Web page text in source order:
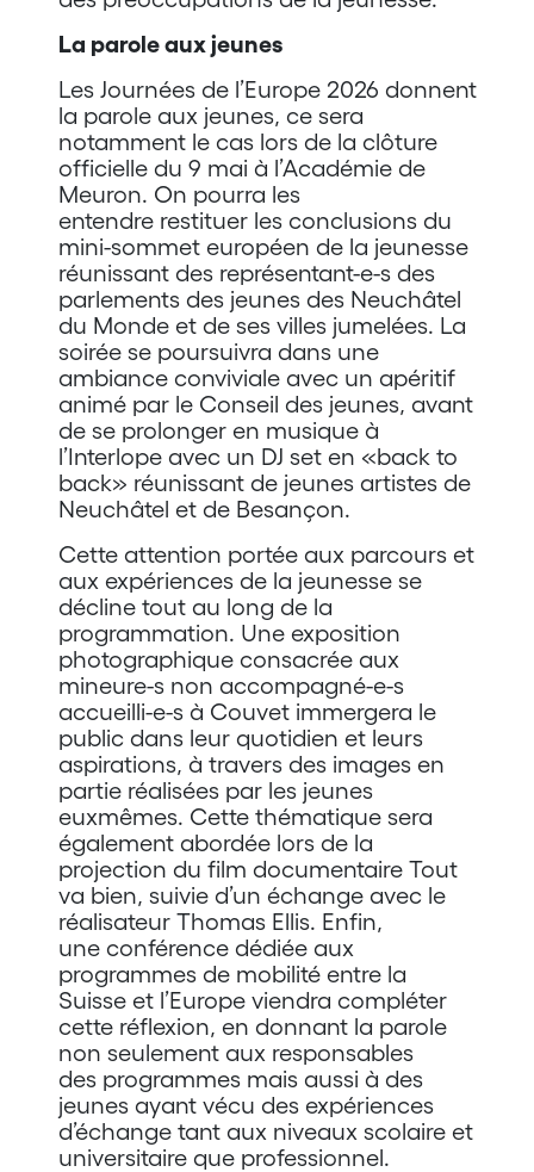
La parole aux jeunes
Les Journées de l’Europe 2026 donnent
la parole aux jeunes, ce sera
notamment le cas lors de la clôture
officielle du 9 mai à l’Académie de
Meuron. On pourra les
entendre restituer les conclusions du
mini-sommet européen de la jeunesse
réunissant des représentant-e-s des
parlements des jeunes des Neuchâtel
du Monde et de ses villes jumelées. La
soirée se poursuivra dans une
ambiance conviviale avec un apéritif
animé par le Conseil des jeunes, avant
de se prolonger en musique à
l’Interlope avec un DJ set en «back to
back» réunissant de jeunes artistes de
Neuchâtel et de Besançon.
Cette attention portée aux parcours et
aux expériences de la jeunesse se
décline tout au long de la
programmation. Une exposition
photographique consacrée aux
mineure-s non accompagné-e-s
accueilli-e-s à Couvet immergera le
public dans leur quotidien et leurs
aspirations, à travers des images en
partie réalisées par les jeunes
euxmêmes. Cette thématique sera
également abordée lors de la
projection du film documentaire Tout
va bien, suivie d’un échange avec le
réalisateur Thomas Ellis. Enfin,
une conférence dédiée aux
programmes de mobilité entre la
Suisse et l’Europe viendra compléter
cette réflexion, en donnant la parole
non seulement aux responsables
des programmes mais aussi à des
jeunes ayant vécu des expériences
d’échange tant aux niveaux scolaire et
universitaire que professionnel.